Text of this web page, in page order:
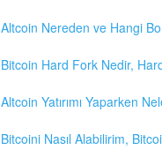
Altcoin Nereden ve Hangi
Bitcoin Hard Fork Nedir,
Altcoin Yatırımı Yaparken
Bitcoini Nasıl Alabilirim,